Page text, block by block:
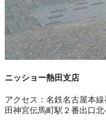
ニッショー熱田支店
アクセス： 名鉄名古屋本
田神宮伝馬町駅２番出口北